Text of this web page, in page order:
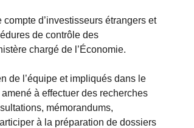
d’investisseurs étrangers et
de contrôle des
chargé de l’Économie.
de l’équipe et impliqués dans le
à effectuer des recherches
mémorandums,
à la préparation de dossiers